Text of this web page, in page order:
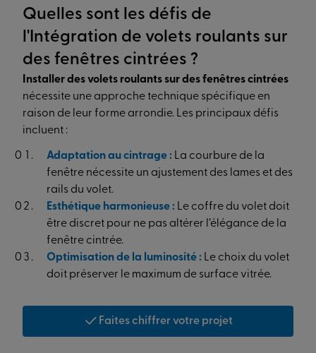
Quelles sont les défis de
l'Intégration de volets roulants sur
des fenêtres cintrées ?
Installer des volets roulants sur des fenêtres cintrées
nécessite une approche technique spécifique en
raison de leur forme arrondie. Les principaux défis
incluent :
Adaptation au cintrage : La courbure de la
fenêtre nécessite un ajustement des lames et des
rails du volet.
Esthétique harmonieuse : Le coffre du volet doit
être discret pour ne pas altérer l’élégance de la
fenêtre cintrée.
Optimisation de la luminosité : Le choix du volet
doit préserver le maximum de surface vitrée.
Faites chiffrer votre projet